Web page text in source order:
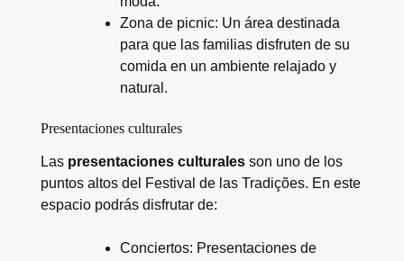
Zona de picnic: Un área destinada
para que las familias disfruten de su
comida en un ambiente relajado y
natural.
Presentaciones culturales
Las presentaciones culturalesson uno de los
puntos altos del Festival de las Tradições. En este
espacio podrás disfrutar de:
Conciertos: Presentaciones de